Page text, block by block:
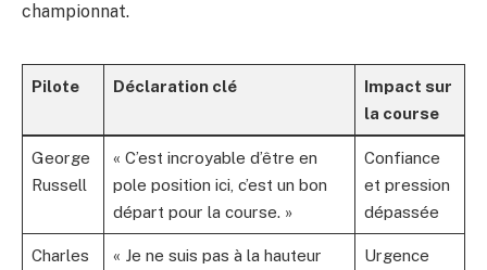
championnat.
Pilote Déclaration clé
Impact sur
la course
George
Russell
« C’est incroyable d’être en
pole position ici, c’est un bon
départ pour la course. »
Confiance
et pression
dépassée
Charles
« Je ne suis pas à la hauteur
Urgence